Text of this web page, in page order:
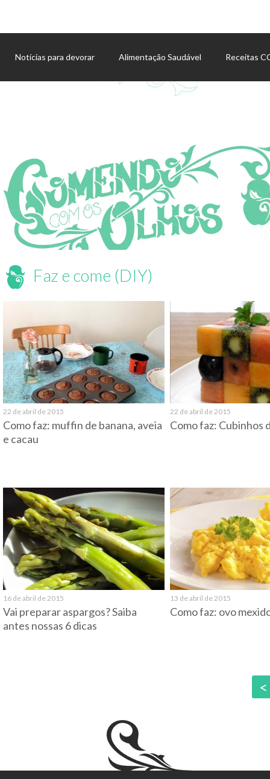
Notícias para devorar Alimentação Saudável Receitas
Faz e come (DIY)
22 de abril de 2015
Como faz: muffin de banana, aveia
e cacau
22 de abril de 2015
Como faz: Cubinhos
16 de abril de 2015
Vai preparar aspargos? Saiba
antes nossas 6 dicas
13 de abril de 2015
Como faz: ovo
<